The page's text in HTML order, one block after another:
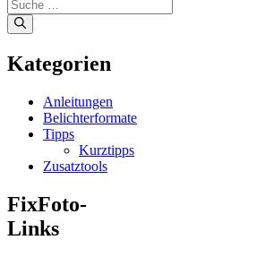
Kategorien
Anleitungen
Belichterformate
Tipps
Kurztipps
Zusatztools
FixFoto-
Links